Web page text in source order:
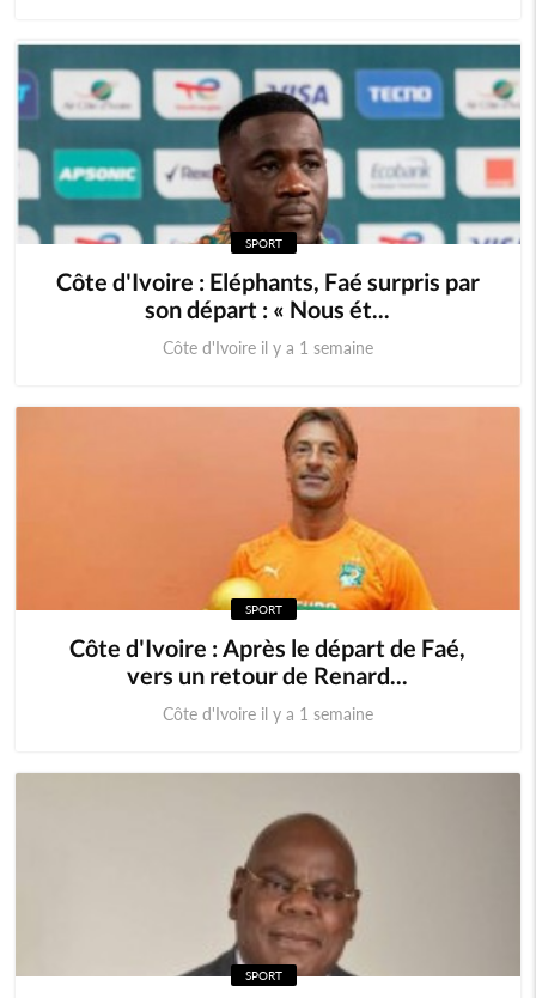
SPORT
Côte d'Ivoire : Eléphants, Faé surpris par
son départ : « Nous ét...
Côte d'Ivoire il y a 1 semaine
SPORT
Côte d'Ivoire : Après le départ de Faé,
vers un retour de Renard...
Côte d'Ivoire il y a 1 semaine
SPORT